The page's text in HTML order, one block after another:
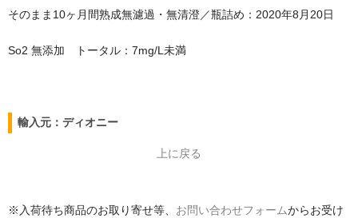
そのまま10ヶ月間熟成無濾過・無清澄／瓶詰め：2020年8月20日
So2 無添加 トータル：7mg/L未満
輸入元：ディオニー
上に戻る
※入荷待ち商品のお取り寄せ等、 お問い合わせフォームからお受け